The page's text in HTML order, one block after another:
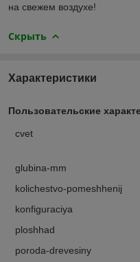
на свежем воздухе!
Скрыть
Характеристики
Пользовательские
cvet
glubina-mm
kolichestvo-pomeshhenij
konfiguraciya
ploshhad
poroda-drevesiny